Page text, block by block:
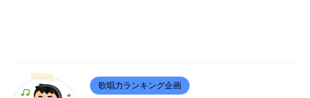
歌唱力ランキング企画